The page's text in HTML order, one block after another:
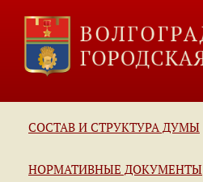
СОСТАВ И СТРУКТУРА ДУМЫ
НОРМАТИВНЫЕ ДОКУМЕНТЫ